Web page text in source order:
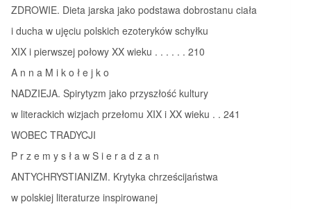
ZDROWIE. Dieta jarska jako podstawa dobrostanu ciała
i ducha w ujęciu polskich ezoteryków schyłku
XIX i pierwszej połowy XX wieku . . . . . . 210
A n n a M i k o ł e j k o
NADZIEJA. Spirytyzm jako przyszłość kultury
w literackich wizjach przełomu XIX i XX wieku . . 241
WOBEC TRADYCJI
P r z e m y s ł a w S i e r a d z a n
ANTYCHRYSTIANIZM. Krytyka chrześcijaństwa
w polskiej literaturze inspirowanej